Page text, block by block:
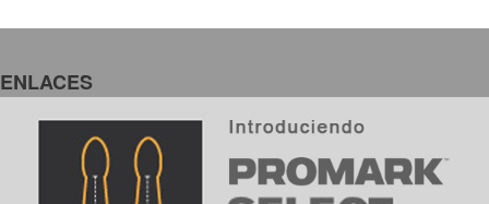
ENLACES